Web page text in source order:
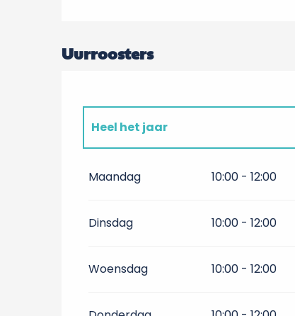
Uurroosters
Heel het jaar
Heel het jaar 2027
Maandag 10:00 - 12:00
Dinsdag 10:00 - 12:00
Woensdag 10:00 - 12:00